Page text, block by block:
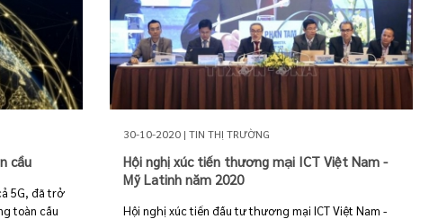
cầu
5G, đã trở
toàn cầu
30-10-2020 | TIN THỊ TRƯỜNG
Hội nghị xúc tiến thương mại ICT Việt Nam -
Mỹ Latinh năm 2020
Hội nghị xúc tiến đầu tư thương mại ICT Việt Nam -